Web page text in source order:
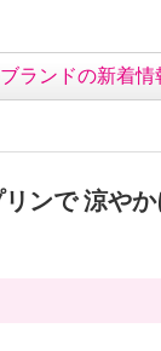
ランドの新着情
ンで 涼やか